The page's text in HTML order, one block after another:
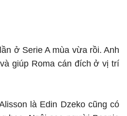
ở Serie A mùa vừa rồi. Anh
giúp Roma cán đích ở vị trí
là Edin Dzeko cũng có